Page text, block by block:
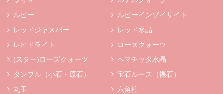
ルビー
ルビーインゾイサイト
レッドジャスパー
レッド水晶
レピドライト
ローズクォーツ
(スター)ローズクォーツ
ヘマチッタ水晶
タンブル（小石・原石）
宝石ルース（裸石）
丸玉
六角柱